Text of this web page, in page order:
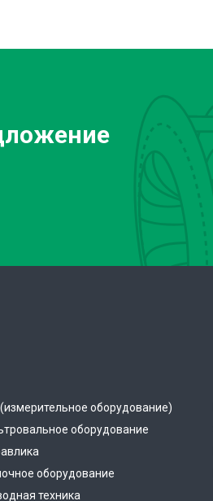
оборудование)
оборудование
оборудование
техника